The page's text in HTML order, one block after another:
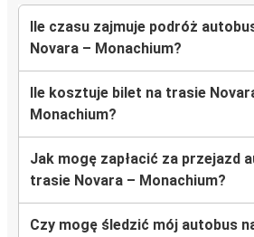
Ile czasu zajmuje podróż
Novara – Monachium?
Ile kosztuje bilet na trasie
Monachium?
Jak mogę zapłacić za przejazd
trasie Novara – Monachium?
Czy mogę śledzić mój autobus